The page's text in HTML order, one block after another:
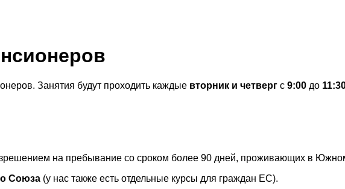
Занятия будут проходить каждые вторник и четверг с 9:00 до
на пребывание со сроком более 90 дней, проживающих в
Союза (у нас также есть отдельные курсы для граждан ЕС).